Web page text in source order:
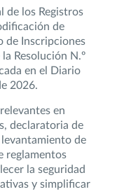
de los Registros
de
de Inscripciones
Resolución N.º
en el Diario
2026.
en
declaratoria de
de
reglamentos
la seguridad
y simplificar